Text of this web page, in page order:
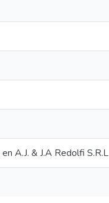
A.J. & J.A Redolfi S.R.L